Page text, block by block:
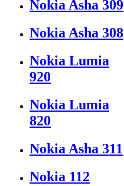
Nokia Asha 309
Nokia Asha 308
Nokia Lumia
920
Nokia Lumia
820
Nokia Asha 311
Nokia 112